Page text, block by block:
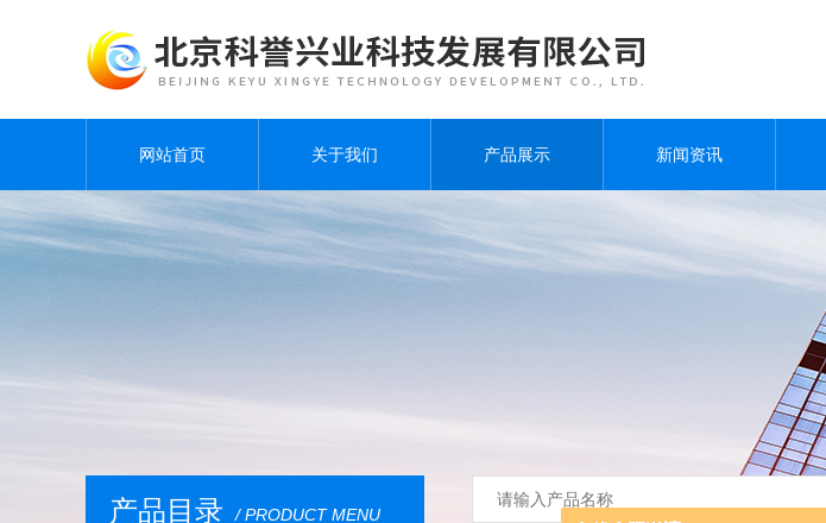
网站首页 关于我们 产品展示 新闻资讯
产品目录 / PRODUCT MENU